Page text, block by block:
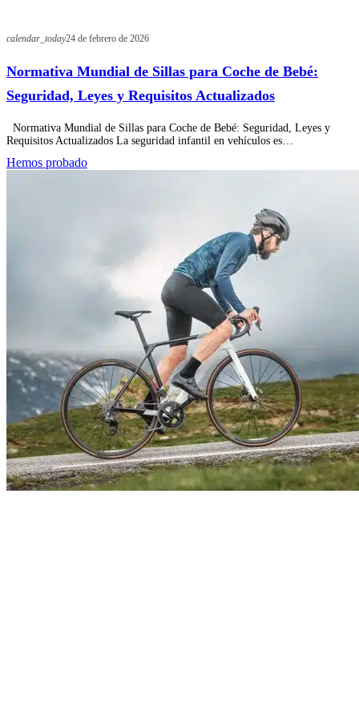
calendar_today24 de febrero de 2026
Normativa Mundial de Sillas para Coche de Bebé:
Seguridad, Leyes y Requisitos Actualizados
Normativa Mundial de Sillas para Coche de Bebé: Seguridad, Leyes y
Requisitos Actualizados La seguridad infantil en vehículos es…
Hemos probado